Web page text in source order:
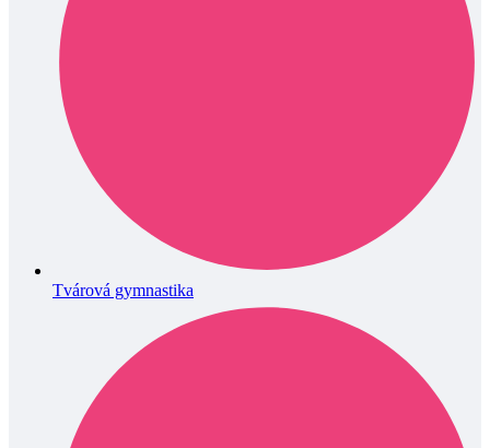
Tvárová gymnastika